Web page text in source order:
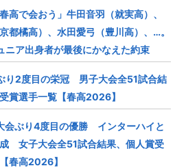
高で会おう」牛田音羽（就実高）、
都橘高）、水田愛弓（豊川高）、…。
ニア出身者が最後にかなえた約束
り2度目の栄冠 男子大会全51試合結
賞選手一覧【春高2026】
会ぶり4度目の優勝 インターハイと
女子大会全51試合結果、個人賞受
春高2026】